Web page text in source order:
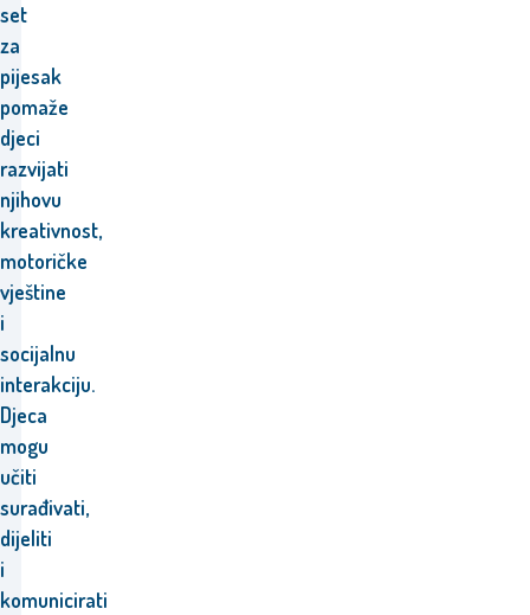
set
za
pijesak
pomaže
djeci
razvijati
njihovu
kreativnost,
motoričke
vještine
i
socijalnu
interakciju.
Djeca
mogu
učiti
surađivati,
dijeliti
i
komunicirati